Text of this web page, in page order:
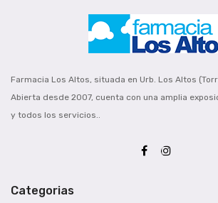
Farmacia Los Altos, situada en Urb. Los Altos
Abierta desde 2007, cuenta con una amplia
y todos los servicios..
Categorias